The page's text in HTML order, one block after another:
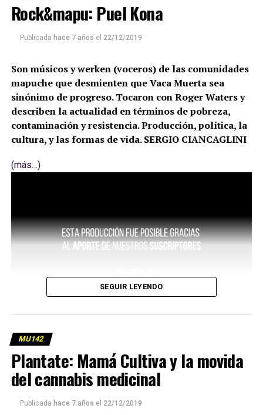
Rock&mapu: Puel Kona
Publicada hace 7 años el 22/12/2019
Son músicos y werken (voceros) de las comunidades
mapuche que desmienten que Vaca Muerta sea
sinónimo de progreso. Tocaron con Roger Waters y
describen la actualidad en términos de pobreza,
contaminación y resistencia. Producción, política, la
cultura, y las formas de vida. SERGIO CIANCAGLINI
(más…)
SEGUIR LEYENDO
MU142
Plantate: Mamá Cultiva y la movida
del cannabis medicinal
Publicada hace 7 años el 22/12/2019